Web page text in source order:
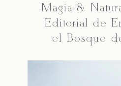
Magia &
Editorial de
el Bosque